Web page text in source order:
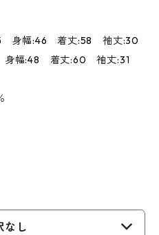
身幅:46 着丈:58 袖丈:30
着丈:60 袖丈:31
なし